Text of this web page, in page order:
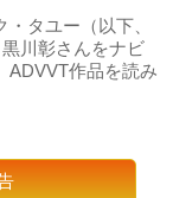
タユー（以下、
川彰さんをナビ
ADVVT作品を読み